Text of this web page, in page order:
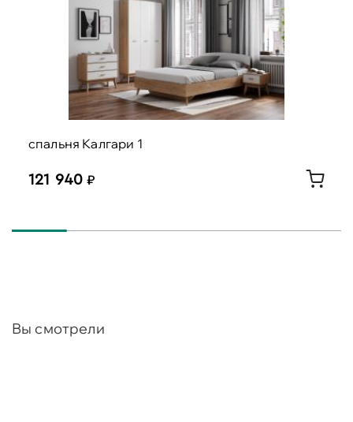
спальня Калгари 1
121 940
Вы смотрели